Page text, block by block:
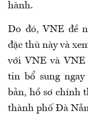
hành.
Do đó, VNE đề
đặc thù này và
với VNE và VNE
tin bổ sung
bản, hồ sơ chính
thành phố Đà